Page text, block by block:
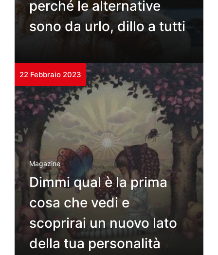
perché le alternative
sono da urlo, dillo a tutti
22 Febbraio 2023
Magazine
Dimmi qual è la prima
cosa che vedi e
scoprirai un nuovo lato
della tua personalità